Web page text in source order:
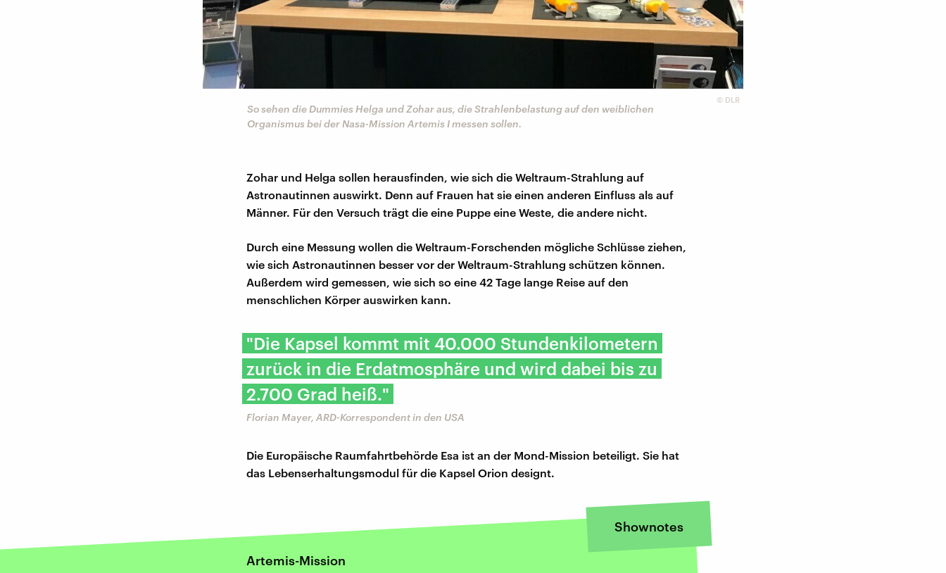
© DLR
So sehen die Dummies Helga und Zohar aus, die Strahlenbelastung auf den weiblichen
Organismus bei der Nasa-Mission Artemis I messen sollen.
Zohar und Helga sollen herausfinden, wie sich die Weltraum-Strahlung auf
Astronautinnen auswirkt. Denn auf Frauen hat sie einen anderen Einfluss als auf
Männer. Für den Versuch trägt die eine Puppe eine Weste, die andere nicht.
Durch eine Messung wollen die Weltraum-Forschenden mögliche Schlüsse ziehen,
wie sich Astronautinnen besser vor der Weltraum-Strahlung schützen können.
Außerdem wird gemessen, wie sich so eine 42 Tage lange Reise auf den
menschlichen Körper auswirken kann.
"Die Kapsel kommt mit 40.000 Stundenkilometern
zurück in die Erdatmosphäre und wird dabei bis zu
2.700 Grad heiß."
Florian Mayer, ARD-Korrespondent in den USA
Die Europäische Raumfahrtbehörde Esa ist an der Mond-Mission beteiligt. Sie hat
das Lebenserhaltungsmodul für die Kapsel Orion designt.
Shownotes
Artemis-Mission